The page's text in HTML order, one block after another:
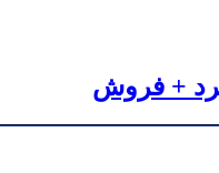
+ فروش